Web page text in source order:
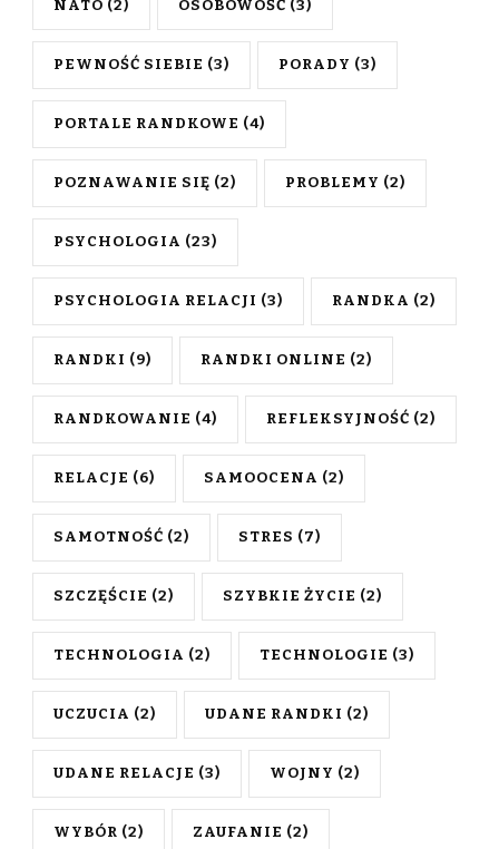
NATO (2) OSOBOWOŚĆ (3)
PEWNOŚĆ SIEBIE (3) PORADY (3)
PORTALE RANDKOWE (4)
POZNAWANIE SIĘ (2) PROBLEMY (2)
PSYCHOLOGIA (23)
PSYCHOLOGIA RELACJI (3) RANDKA (2)
RANDKI (9) RANDKI ONLINE (2)
RANDKOWANIE (4) REFLEKSYJNOŚĆ (2)
RELACJE (6) SAMOOCENA (2)
SAMOTNOŚĆ (2) STRES (7)
SZCZĘŚCIE (2) SZYBKIE ŻYCIE (2)
TECHNOLOGIA (2) TECHNOLOGIE (3)
UCZUCIA (2) UDANE RANDKI (2)
UDANE RELACJE (3) WOJNY (2)
WYBÓR (2) ZAUFANIE (2)